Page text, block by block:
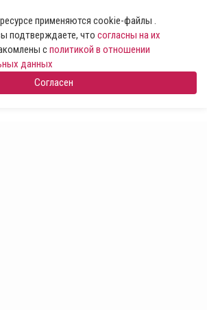
применяются cookie-файлы .
подтверждаете, что согласны на их
сполитикой в отношении
данных
Согласен